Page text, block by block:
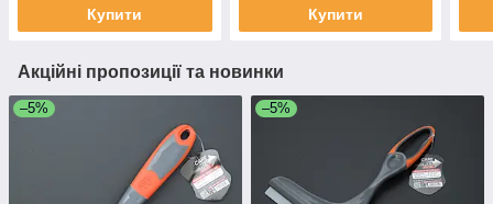
Купити Купити
Акційні пропозиції та новинки
–5% –5%